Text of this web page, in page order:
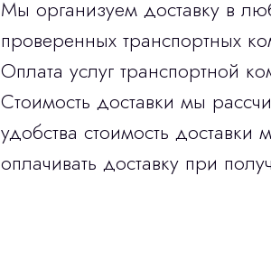
Мы организуем доставку в
проверенных транспортных
Оплата услуг транспортной
Стоимость доставки мы
удобства стоимость
оплачивать доставку при